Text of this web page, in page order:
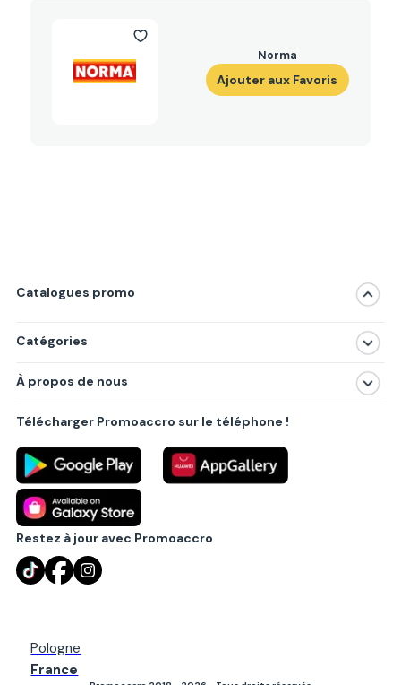
Norma
Ajouter aux Favoris
Catalogues promo
Catégories
Produits
Villes principales
À propos de nous
Politique de confidentialité
Règlements
Partenariat B2B
Blog
Contact
Télécharger Promoaccro sur le téléphone !
Restez à jour avec Promoaccro
Pologne
France